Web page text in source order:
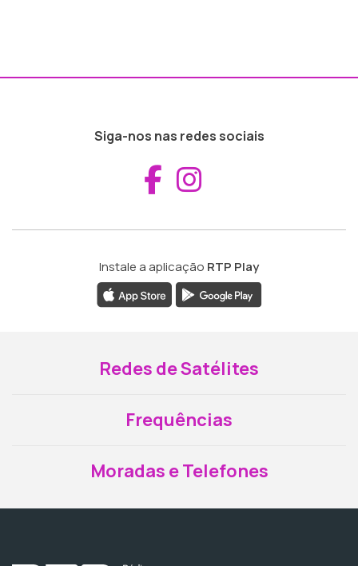
Siga-nos nas redes sociais
Aceder ao
Instale a aplicação RTP Play
Redes de Satélites
Frequências
Moradas e Telefones